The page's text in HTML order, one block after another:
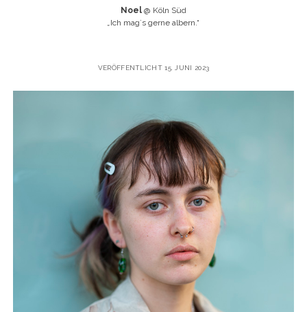
Noel @ Köln Süd
Ich mag`s gerne albern.“
VERÖFFENTLICHT 15. JUNI 2023